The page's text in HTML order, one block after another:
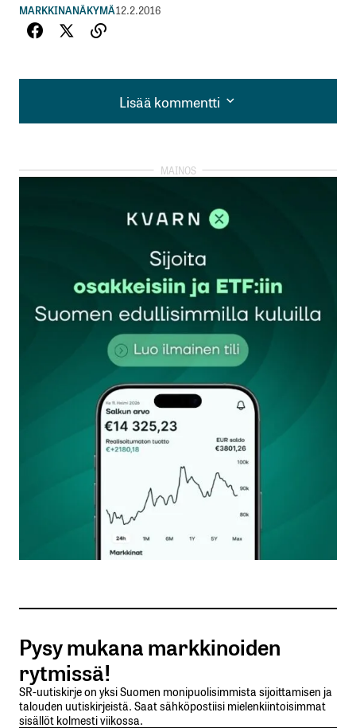
MARKKINANÄKYMÄ12.2.2016
Lisää kommentti
Lisää kommentti
kirjautua
rekisteröityä
Sähköpostiosoitettasi ei julkaista.Pakolliset
kentät on merkitty*
Kommentti*
Nimesi tai nimimerkkisi
Sähköpostiosoitteesi
Tilaa SalkunRakentajan uutiskirje
Lähetä kommentti
Pysy mukana markkinoiden
rytmissä!
SR-uutiskirje on yksi Suomen monipuolisimmista sijoittamisen ja
talouden uutiskirjeistä. Saat sähköpostiisi mielenkiintoisimmat
sisällöt kolmesti viikossa.